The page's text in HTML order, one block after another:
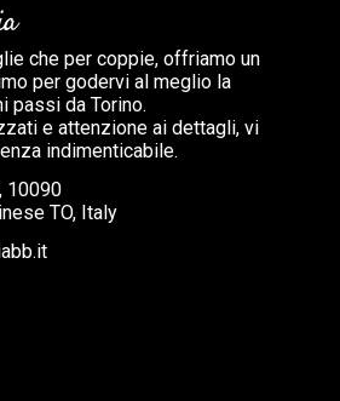
che per coppie, offriamo un
per godervi al meglio la
passi da Torino.
e attenzione ai dettagli, vi
indimenticabile.
10090
TO, Italy